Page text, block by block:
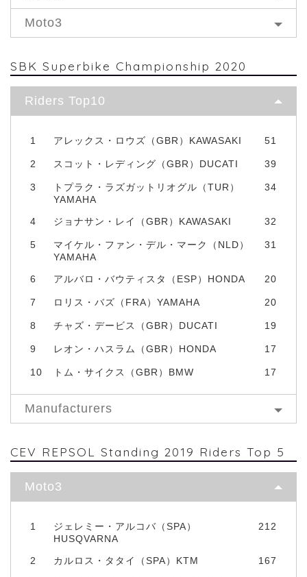
Moto3
SBK Superbike Championship 2020
Riders Top10
1 アレックス・ロウズ（GBR）KAWASAKI 51
2 スコット・レディング（GBR）DUCATI 39
3
トプラク・ラズガットリオグル（TUR）
YAMAHA
34
4 ジョナサン・レイ（GBR）KAWASAKI 32
5
マイケル・ファン・デル・マーク（NLD）
YAMAHA
31
6 アルバロ・バウティスタ（ESP）HONDA 20
7 ロリス・バズ（FRA）YAMAHA 20
8 チャズ・デービス（GBR）DUCATI 19
9 レオン・ハスラム（GBR）HONDA 17
10 トム・サイクス（GBR）BMW 17
Manufacturers
CEV REPSOL Standing 2019 Riders Top 5
Moto3
1
ジェレミー・アルコバ（SPA）
HUSQVARNA
212
2 カルロス・タタイ（SPA）KTM 167